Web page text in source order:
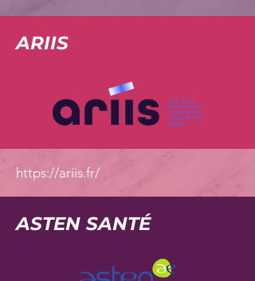
ARIIS
https://ariis.fr/
ASTEN SANTÉ